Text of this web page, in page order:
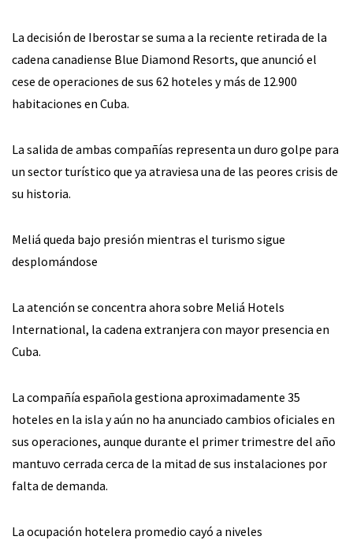
La decisión de Iberostar se suma a la reciente retirada de la
cadena canadiense Blue Diamond Resorts, que anunció el
cese de operaciones de sus 62 hoteles y más de 12.900
habitaciones en Cuba.
La salida de ambas compañías representa un duro golpe para
un sector turístico que ya atraviesa una de las peores crisis de
su historia.
Meliá queda bajo presión mientras el turismo sigue
desplomándose
La atención se concentra ahora sobre Meliá Hotels
International, la cadena extranjera con mayor presencia en
Cuba.
La compañía española gestiona aproximadamente 35
hoteles en la isla y aún no ha anunciado cambios oficiales en
sus operaciones, aunque durante el primer trimestre del año
mantuvo cerrada cerca de la mitad de sus instalaciones por
falta de demanda.
La ocupación hotelera promedio cayó a niveles